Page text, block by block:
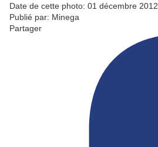
Date de cette photo: 01 décembre 2012
Publié par: Minega
Partager